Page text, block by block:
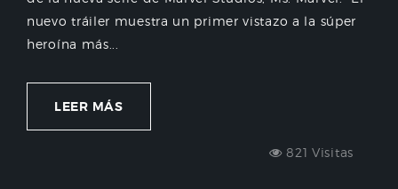
nuevo tráiler muestra un primer vistazo a la súper
heroína más...
LEER MÁS
821 Visitas